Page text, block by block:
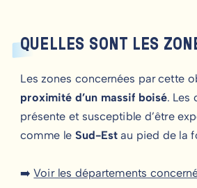
QUELLES SONT LES
Les zones concernées par cette
proximité d’un massif boisé. Les
présente et susceptible d’être
comme le Sud-Est au pied de la
➡️Voir les départements